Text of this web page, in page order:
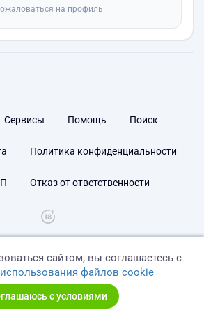
на профиль
Сервисы Помощь Поиск
Политика конфиденциальности
Отказ от ответственности
сайтом, вы соглашаетесь с
использования файлов cookie
с условиями